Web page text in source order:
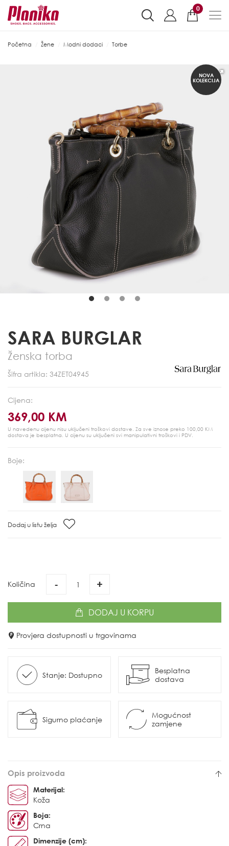
0
Početna Žene Modni dodaci Torbe
NOVA
KOLEKCIJA
SARA BURGLAR
Ženska torba
Šifra artikla: 34ZET04945
Cijena:
369,00 KM
U navedenu cijenu nisu uključeni troškovi dostave. Za sve iznose preko 100,00 KM
dostava je besplatna. U cijenu su uključeni svi manipulativni troškovi i PDV.
Boje:
Dodaj u listu želja
Količina - +
DODAJ U KORPU
Provjera dostupnosti u trgovinama
Stanje: Dostupno
Besplatna
dostava
Sigurno plaćanje
Mogućnost
zamjene
Opis proizvoda
Materijal:
Koža
Boja:
Crna
Dimenzije (cm):